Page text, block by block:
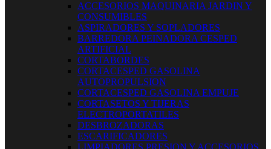
ACCESORIOS MAQUINARIA JARDIN Y
CONSUMIBLES
ASPIRADORES Y SOPLADORES
BARREDORA PEINADORA CESPED
ARTIFICIAL
CORTABORDES
CORTACESPED GASOLINA
AUTOPROPULSION
CORTACESPED GASOLINA EMPUJE
CORTASETOS Y TIJERAS
ELECTROPORTATILES
DESBROZADORAS
ESCARIFICADORES
LIMPIADORES PRESION Y ACCESORIOS